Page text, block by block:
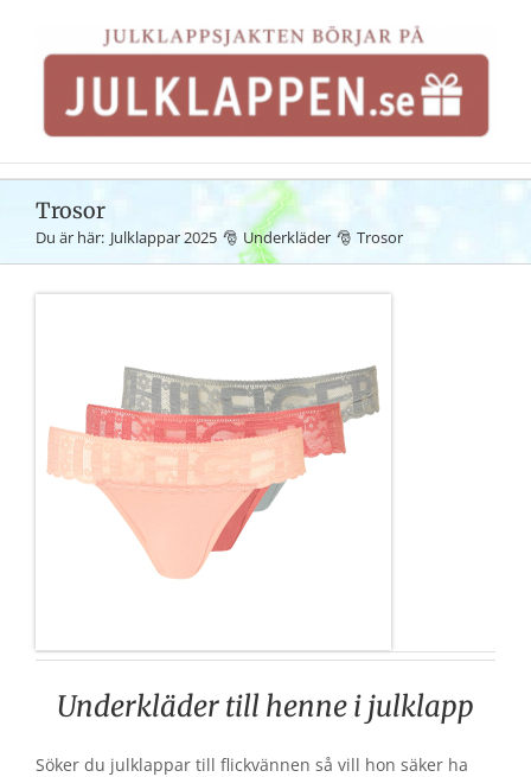
innehållet
Trosor
Du är här: Julklappar 2025 Underkläder Trosor
Underkläder till henne i julklapp
Söker du julklappar till flickvännen så vill hon säker ha